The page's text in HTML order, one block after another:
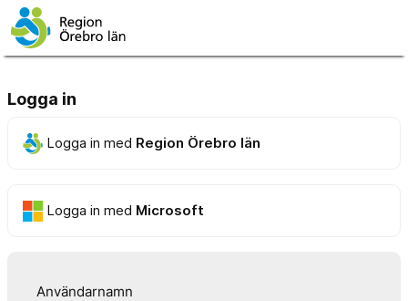
Logga in
Logga in med Region Örebro län
Logga in med Microsoft
Användarnamn